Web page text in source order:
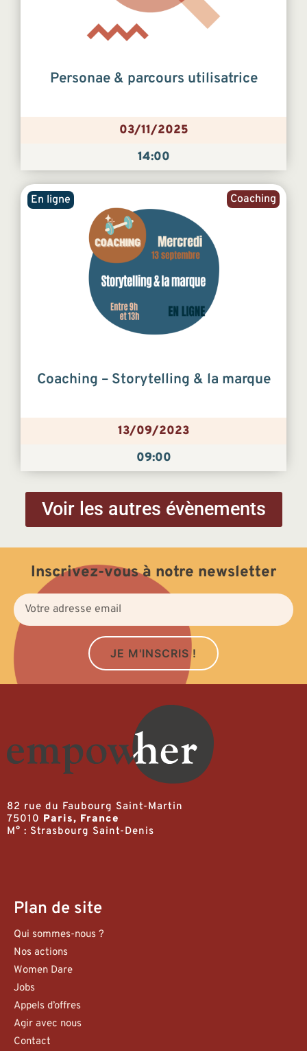
Personae & parcours utilisatrice
03/11/2025
14:00
Coaching
En ligne
Coaching – Storytelling & la marque
13/09/2023
09:00
Voir les autres évènements
Inscrivez-vous à notre newsletter
JE M'INSCRIS !
82 rue du Faubourg Saint-Martin
75010 Paris, France
M° : Strasbourg Saint-Denis
Plan de site
Qui sommes-nous ?
Nos actions
Women Dare
Jobs
Appels d’offres
Agir avec nous
Contact